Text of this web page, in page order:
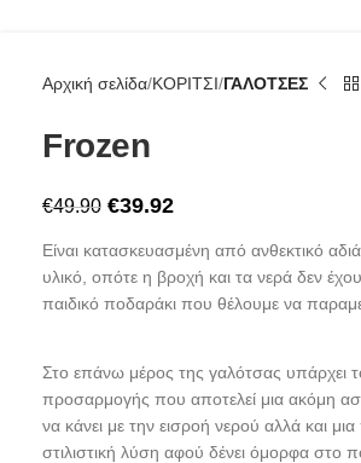
Αρχική σελίδα ΚΟΡΙΤΣΙ ΓΑΛΟΤΣΕΣ
Frozen
€49.90 €39.92
Είναι κατασκευασμένη από ανθεκτικό
υλικό, οπότε η βροχή και τα νερά δεν
παιδικό ποδαράκι που θέλουμε να
Στο επάνω μέρος της γαλότσας υπάρχει
προσαρμογής που αποτελεί μια ακόμη
να κάνει με την εισροή νερού αλλά και μια
στιλιστική λύση αφού δένει όμορφα στο